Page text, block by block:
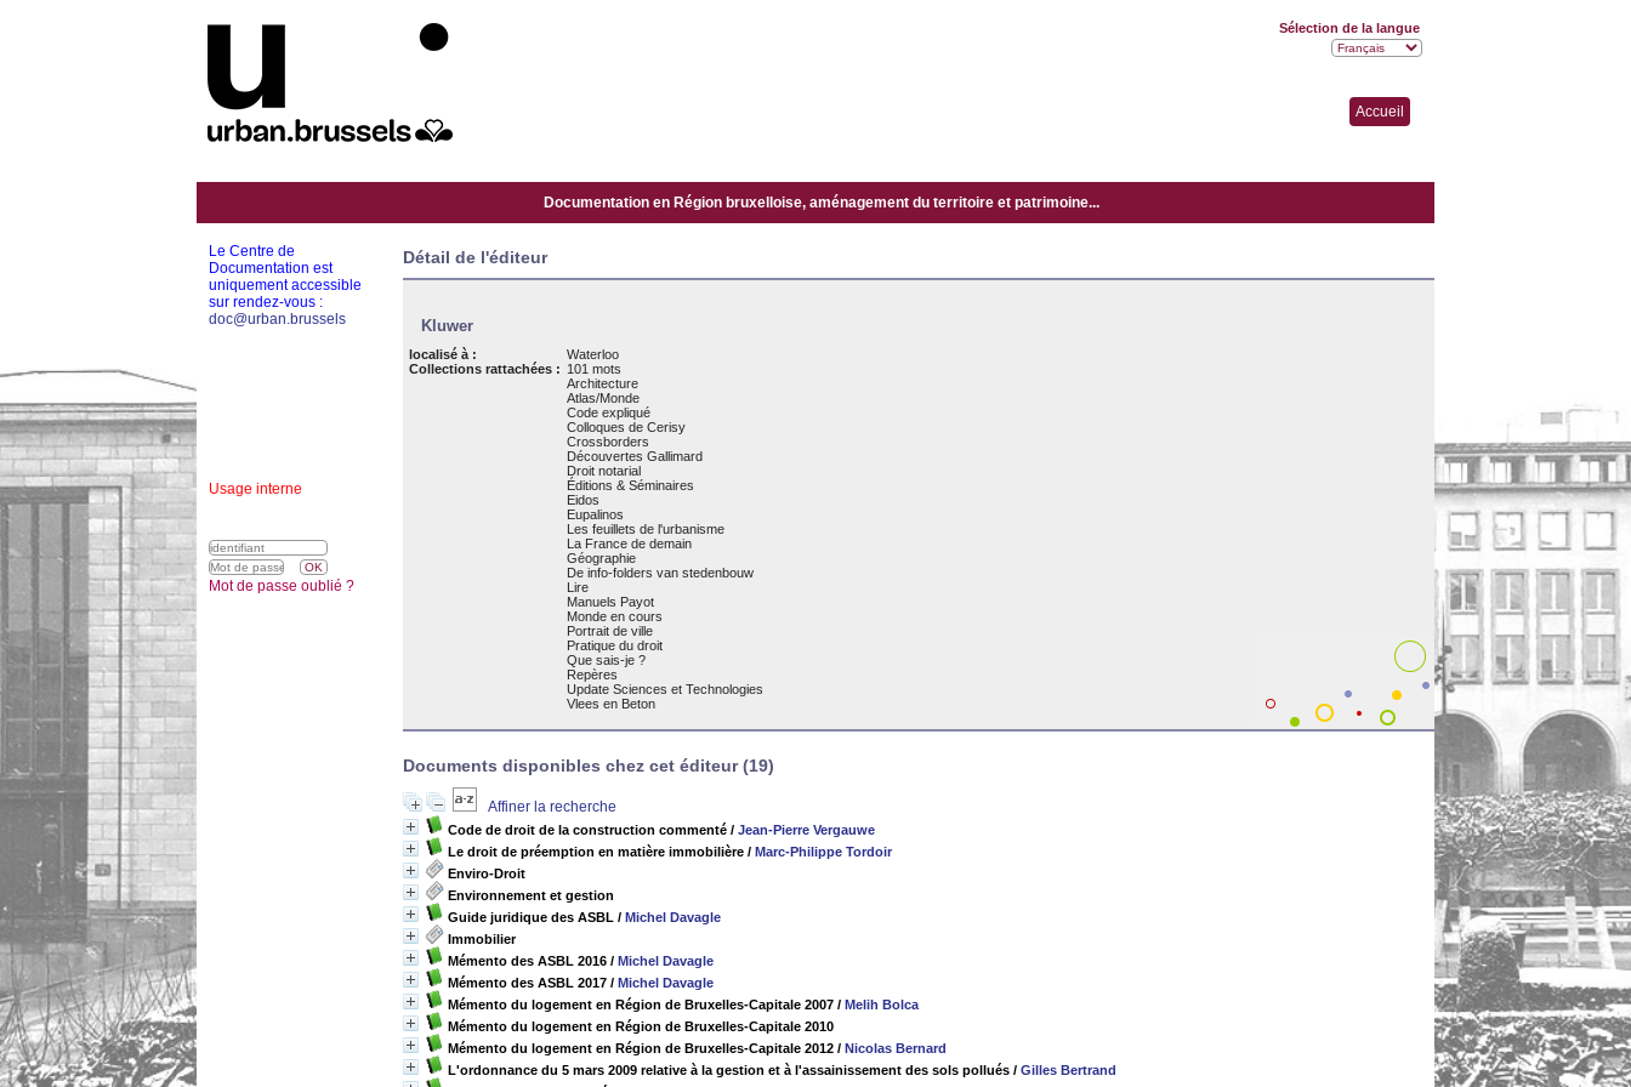
Accueil
Documentation en Région bruxelloise, aménagement du territoire et patrimoine...
Détail de l'éditeur
Kluwer
localisé à :
Waterloo
Collections rattachées : 101 mots
Architecture
Atlas/Monde
Code expliqué
Colloques de Cerisy
Crossborders
Découvertes Gallimard
Droit notarial
Éditions & Séminaires
Eidos
Eupalinos
Les feuillets de l'urbanisme
La France de demain
Géographie
De info-folders van stedenbouw
Lire
Manuels Payot
Monde en cours
Portrait de ville
Pratique du droit
Que sais-je ?
Repères
Update Sciences et Technologies
Vlees en Beton
Documents disponibles chez cet éditeur (19)
Affiner la recherche
Code de droit de la construction commenté / Jean-Pierre Vergauwe
Le droit de préemption en matière immobilière / Marc-Philippe Tordoir
Enviro-Droit
Environnement et gestion
Guide juridique des ASBL / Michel Davagle
Immobilier
Mémento des ASBL 2016 / Michel Davagle
Mémento des ASBL 2017 / Michel Davagle
Mémento du logement en Région de Bruxelles-Capitale 2007 / Melih Bolca
Mémento du logement en Région de Bruxelles-Capitale 2010
Mémento du logement en Région de Bruxelles-Capitale 2012 / Nicolas Bernard
L'ordonnance du 5 mars 2009 relative à la gestion et à l'assainissement des sols pollués / Gilles Bertrand
Le Centre de
Documentation est
uniquement accessible
sur rendez-vous :
doc@urban.brussels
Usage interne
Sélection de la langue
Mot de passe oublié ?